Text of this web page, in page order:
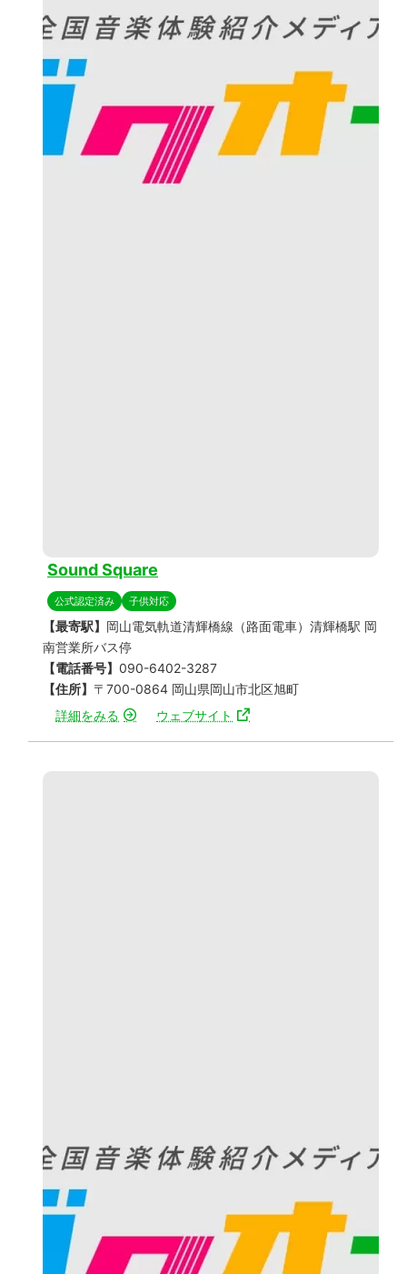
Sound Square
公式認定済み 子供対応
【最寄駅】 岡山電気軌道清輝橋線（路面電車）清輝橋駅 岡
南営業所バス停
【電話番号】 090-6402-3287
【住所】 〒700-0864 岡山県岡山市北区旭町
詳細をみる
ウェブサイト